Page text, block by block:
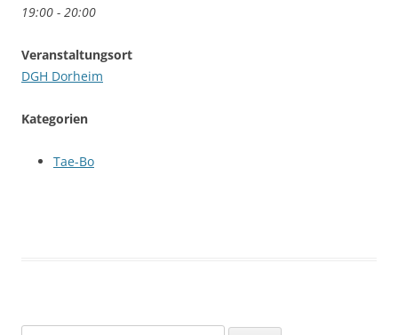
19:00 - 20:00
Veranstaltungsort
DGH Dorheim
Kategorien
Tae-Bo